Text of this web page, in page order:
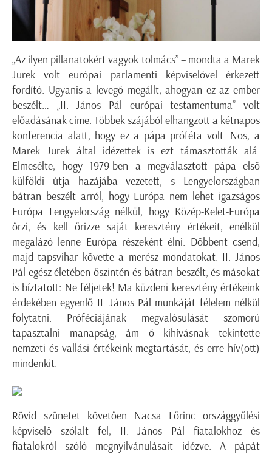
„Az ilyen pillanatokért vagyok tolmács” – mondta a Marek
Jurek volt európai parlamenti képviselővel érkezett
fordító. Ugyanis a levegő megállt, ahogyan ez az ember
beszélt… „II. János Pál európai testamentuma” volt
előadásának címe. Többek szájából elhangzott a kétnapos
konferencia alatt, hogy ez a pápa próféta volt. Nos, a
Marek Jurek által idézettek is ezt támasztották alá.
Elmesélte, hogy 1979-ben a megválasztott pápa első
külföldi útja hazájába vezetett, s Lengyelországban
bátran beszélt arról, hogy Európa nem lehet igazságos
Európa Lengyelország nélkül, hogy Közép-Kelet-Európa
őrzi, és kell őrizze saját keresztény értékeit, enélkül
megalázó lenne Európa részeként élni. Döbbent csend,
majd tapsvihar követte a merész mondatokat. II. János
Pál egész életében őszintén és bátran beszélt, és másokat
is bíztatott: Ne féljetek! Ma küzdeni keresztény értékeink
érdekében egyenlő II. János Pál munkáját félelem nélkül
folytatni. Próféciájának megvalósulását szomorú
tapasztalni manapság, ám ő kihívásnak tekintette
nemzeti és vallási értékeink megtartását, és erre hív(ott)
mindenkit.
Rövid szünetet követően Nacsa Lőrinc országgyűlési
képviselő szólalt fel, II. János Pál fiatalokhoz és
fiatalokról szóló megnyilvánulásait idézve. A pápát